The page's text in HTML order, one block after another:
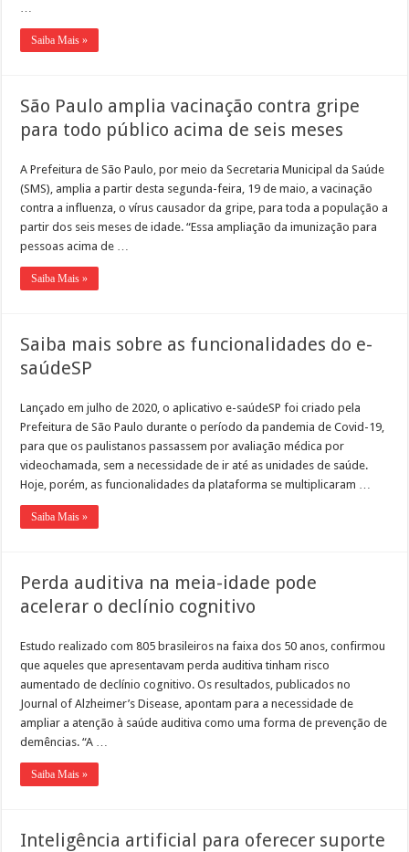
…
Saiba Mais »
São Paulo amplia vacinação contra gripe
para todo público acima de seis meses
A Prefeitura de São Paulo, por meio da Secretaria Municipal da Saúde
(SMS), amplia a partir desta segunda-feira, 19 de maio, a vacinação
contra a influenza, o vírus causador da gripe, para toda a população a
partir dos seis meses de idade. “Essa ampliação da imunização para
pessoas acima de …
Saiba Mais »
Saiba mais sobre as funcionalidades do e-
saúdeSP
Lançado em julho de 2020, o aplicativo e-saúdeSP foi criado pela
Prefeitura de São Paulo durante o período da pandemia de Covid-19,
para que os paulistanos passassem por avaliação médica por
videochamada, sem a necessidade de ir até as unidades de saúde.
Hoje, porém, as funcionalidades da plataforma se multiplicaram …
Saiba Mais »
Perda auditiva na meia-idade pode
acelerar o declínio cognitivo
Estudo realizado com 805 brasileiros na faixa dos 50 anos, confirmou
que aqueles que apresentavam perda auditiva tinham risco
aumentado de declínio cognitivo. Os resultados, publicados no
Journal of Alzheimer’s Disease, apontam para a necessidade de
ampliar a atenção à saúde auditiva como uma forma de prevenção de
demências. “A …
Saiba Mais »
Inteligência artificial para oferecer suporte